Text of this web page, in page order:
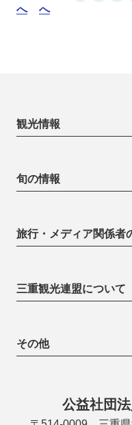
へ
へ
観光情報
旬の情報
旅行・メディア関係者
三重観光連盟について
その他
公益社団